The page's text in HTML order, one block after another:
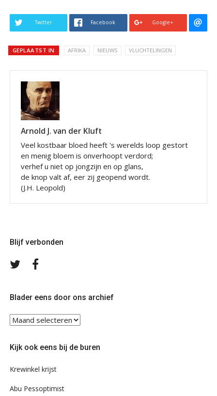
Twitter Facebook Google+
GEPLAATST IN AFRIKA NIEUWS VLUCHTELINGEN
Arnold J. van der Kluft
Veel kostbaar bloed heeft 's werelds loop gestort
en menig bloem is onverhoopt verdord;
verhef u niet op jongzijn en op glans,
de knop valt af, eer zij geopend wordt.
(J.H. Leopold)
Blijf verbonden
Volg
Blader eens door ons archief
Blader
ons
Kijk ook eens bij de buren
Krewinkel krijst
Abu Pessoptimist